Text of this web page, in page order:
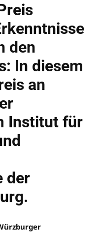
den
In diesem
an
Institut für
der